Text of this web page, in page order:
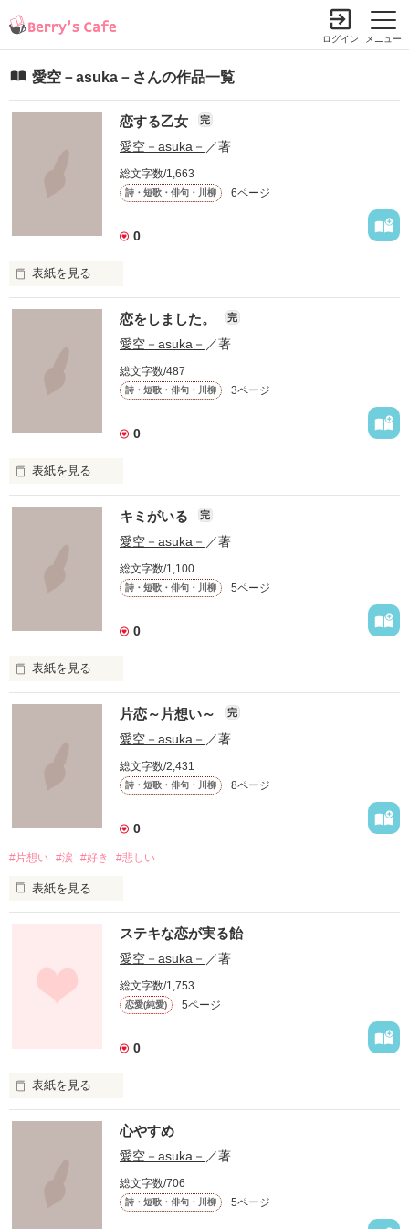
メニュー
ログイン
愛空－asuka－さんの作品一覧
恋する乙女 完
愛空－asuka－ ／著
総文字数/1,663
詩・短歌・俳句・川柳 6ページ
0
表紙を見る
短編の詩をまた、書きました。
★☆★☆★☆★☆★☆★☆★☆★☆★☆
      また、『想い届け』は、
ちなみに、『キミがいる』
   『片恋～片想い～』も、
よろしくお願いします。
レビュー&感想も、よろしくお願いします。
作品を読む
恋をしました。 完
愛空－asuka－ ／著
総文字数/487
詩・短歌・俳句・川柳 3ページ
0
表紙を見る
様、お久しぶりです。
キミがいる 完
愛空－asuka－ ／著
総文字数/1,100
詩・短歌・俳句・川柳 5ページ
0
表紙を見る
読みにくいと思いますが、
感想も、よろしくお願いします
片恋～片想い～ 完
愛空－asuka－ ／著
総文字数/2,431
詩・短歌・俳句・川柳 8ページ
0
#片想い #涙 #好き #悲しい
表紙を見る
祝！全作品あわせ
PV1000を越えました！！！
これからもよろしくお願いします‼
作品を読む
ステキな恋が実る飴
愛空－asuka－ ／著
総文字数/1,753
恋愛(純愛) 5ページ
0
表紙を見る
※この飴は実際にあります。
ただその恋が実るかどうかはあなた次第です。
(私も食べました。フツーに美味しかったです。)
作品を読む
心やすめ
愛空－asuka－ ／著
総文字数/706
詩・短歌・俳句・川柳 5ページ